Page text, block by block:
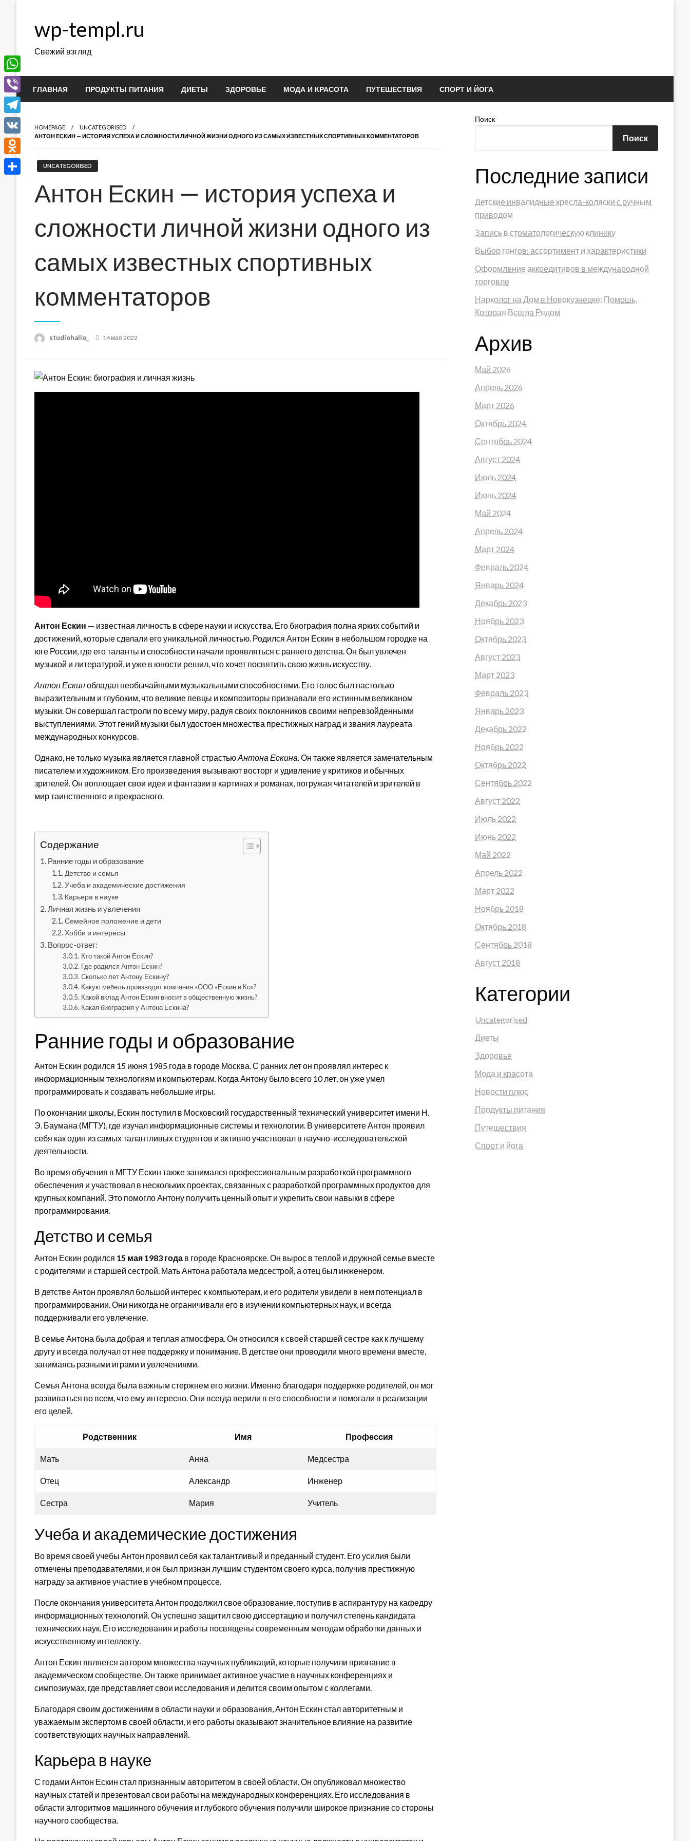
содержимомуwp-templ.ru
Свежий взгляд
ГЛАВНАЯ ПРОДУКТЫ ПИТАНИЯ ДИЕТЫ ЗДОРОВЬЕ МОДА И КРАСОТА ПУТЕШЕСТВИЯ СПОРТ И ЙОГА
HOMEPAGE
UNCATEGORISED
АНТОН ЕСКИН — ИСТОРИЯ УСПЕХА И СЛОЖНОСТИ ЛИЧНОЙ ЖИЗНИ ОДНОГО ИЗ САМЫХ ИЗВЕСТНЫХ СПОРТИВНЫХ КОММЕНТАТОРОВ
UNCATEGORISED
Антон Ескин — история успеха и
сложности личной жизни одного из
самых известных спортивных
комментаторов
studiohallo_
Posted
14 мая 2022
Антон Ескин — известная личность в сфере науки и искусства. Его биография полна ярких событий и
достижений, которые сделали его уникальной личностью. Родился Антон Ескин в небольшом городке на
юге России, где его таланты и способности начали проявляться с раннего детства. Он был увлечен
музыкой и литературой, и уже в юности решил, что хочет посвятить свою жизнь искусству.
Антон Ескинобладал необычайными музыкальными способностями. Его голос был настолько
выразительным и глубоким, что великие певцы и композиторы признавали его истинным великаном
музыки. Он совершал гастроли по всему миру, радуя своих поклонников своими непревзойденными
выступлениями. Этот гений музыки был удостоен множества престижных наград и звания лауреата
международных конкурсов.
Однако, не только музыка является главной страстьюАнтона Ескина. Он также является замечательным
писателем и художником. Его произведения вызывают восторг и удивление у критиков и обычных
зрителей. Он воплощает свои идеи и фантазии в картинах и романах, погружая читателей и зрителей в
мир таинственного и прекрасного.
Содержание
Ранние годы и образование
Детство и семья
Учеба и академические достижения
Карьера в науке
Личная жизнь и увлечения
Семейное положение и дети
Хобби и интересы
Вопрос-ответ:
Кто такой Антон Ескин?
Где родился Антон Ескин?
Сколько лет Антону Ескину?
Какую мебель производит компания «ООО «Ескин и Ко»?
Какой вклад Антон Ескин вносит в общественную жизнь?
Какая биография у Антона Ескина?
Ранние годы и образование
Антон Ескин родился 15 июня 1985 года в городе Москва. С ранних лет он проявлял интерес к
информационным технологиям и компьютерам. Когда Антону было всего 10 лет, он уже умел
программировать и создавать небольшие игры.
По окончании школы, Ескин поступил в Московский государственный технический университет имени Н.
Э. Баумана (МГТУ), где изучал информационные системы и технологии. В университете Антон проявил
себя как один из самых талантливых студентов и активно участвовал в научно-исследовательской
деятельности.
Во время обучения в МГТУ Ескин также занимался профессиональным разработкой программного
обеспечения и участвовал в нескольких проектах, связанных с разработкой программных продуктов для
крупных компаний. Это помогло Антону получить ценный опыт и укрепить свои навыки в сфере
программирования.
Детство и семья
Антон Ескин родился 15 мая 1983 года в городе Красноярске. Он вырос в теплой и дружной семье вместе
с родителями и старшей сестрой. Мать Антона работала медсестрой, а отец был инженером.
В детстве Антон проявлял большой интерес к компьютерам, и его родители увидели в нем потенциал в
программировании. Они никогда не ограничивали его в изучении компьютерных наук, и всегда
поддерживали его увлечение.
В семье Антона была добрая и теплая атмосфера. Он относился к своей старшей сестре как к лучшему
другу и всегда получал от нее поддержку и понимание. В детстве они проводили много времени вместе,
занимаясь разными играми и увлечениями.
Семья Антона всегда была важным стержнем его жизни. Именно благодаря поддержке родителей, он мог
развиваться во всем, что ему интересно. Они всегда верили в его способности и помогали в реализации
его целей.
Родственник Имя Профессия
Мать Анна Медсестра
Отец Александр Инженер
Сестра Мария Учитель
Учеба и академические достижения
Во время своей учебы Антон проявил себя как талантливый и преданный студент. Его усилия были
отмечены преподавателями, и он был признан лучшим студентом своего курса, получив престижную
награду за активное участие в учебном процессе.
После окончания университета Антон продолжил свое образование, поступив в аспирантуру на кафедру
информационных технологий. Он успешно защитил свою диссертацию и получил степень кандидата
технических наук. Его исследования и работы посвящены современным методам обработки данных и
искусственному интеллекту.
Антон Ескин является автором множества научных публикаций, которые получили признание в
академическом сообществе. Он также принимает активное участие в научных конференциях и
симпозиумах, где представляет свои исследования и делится своим опытом с коллегами.
Благодаря своим достижениям в области науки и образования, Антон Ескин стал авторитетным и
уважаемым экспертом в своей области, и его работы оказывают значительное влияние на развитие
соответствующих научных направлений.
Карьера в науке
С годами Антон Ескин стал признанным авторитетом в своей области. Он опубликовал множество
научных статей и презентовал свои работы на международных конференциях. Его исследования в
области алгоритмов машинного обучения и глубокого обучения получили широкое признание со стороны
научного сообщества.
Поиск
Поиск
Последние записи
Детские инвалидные кресла-коляски с ручным
приводом
Запись в стоматологическую клинику
Выбор гонгов: ассортимент и характеристики
Оформление аккредитивов в международной
торговле
Нарколог на Дом в Новокузнецке: Помощь,
Которая Всегда Рядом
Архив
Май 2026
Апрель 2026
Март 2026
Октябрь 2024
Сентябрь 2024
Август 2024
Июль 2024
Июнь 2024
Май 2024
Апрель 2024
Март 2024
Февраль 2024
Январь 2024
Декабрь 2023
Ноябрь 2023
Октябрь 2023
Август 2023
Март 2023
Февраль 2023
Январь 2023
Декабрь 2022
Ноябрь 2022
Октябрь 2022
Сентябрь 2022
Август 2022
Июль 2022
Июнь 2022
Май 2022
Апрель 2022
Март 2022
Ноябрь 2018
Октябрь 2018
Сентябрь 2018
Август 2018
Категории
Uncategorised
Диеты
Здоровье
Мода и красота
Новости плюс
Продукты питания
Путешествия
Спорт и йога
WhatsApp
Viber
Telegram
VK
Odnoklassniki